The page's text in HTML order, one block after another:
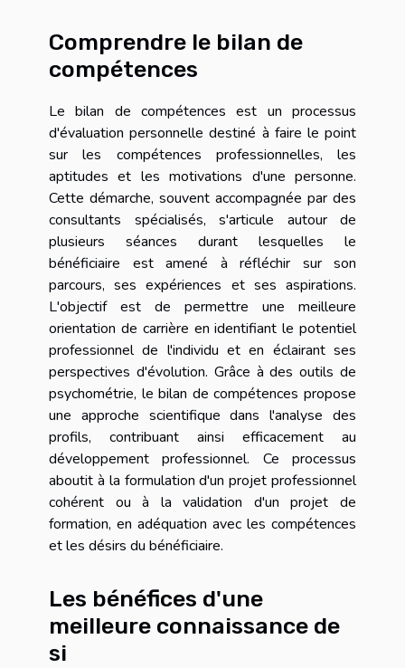
Comprendre le bilan de
compétences
Le bilan de compétences est un processus
d'évaluation personnelle destiné à faire le point
sur les compétences professionnelles, les
aptitudes et les motivations d'une personne.
Cette démarche, souvent accompagnée par des
consultants spécialisés, s'articule autour de
plusieurs séances durant lesquelles le
bénéficiaire est amené à réfléchir sur son
parcours, ses expériences et ses aspirations.
L'objectif est de permettre une meilleure
orientation de carrière en identifiant le potentiel
professionnel de l'individu et en éclairant ses
perspectives d'évolution. Grâce à des outils de
psychométrie, le bilan de compétences propose
une approche scientifique dans l'analyse des
profils, contribuant ainsi efficacement au
développement professionnel. Ce processus
aboutit à la formulation d'un projet professionnel
cohérent ou à la validation d'un projet de
formation, en adéquation avec les compétences
et les désirs du bénéficiaire.
Les bénéfices d'une
meilleure connaissance de
si